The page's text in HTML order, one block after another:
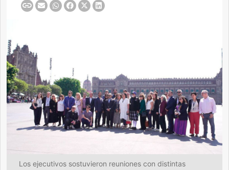
Los ejecutivos sostuvieron reuniones con distintas